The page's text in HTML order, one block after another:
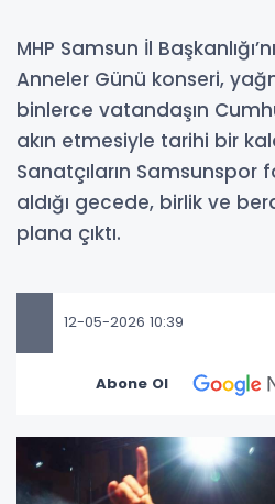
MHP Samsun İl
Anneler Günü konseri,
binlerce vatandaşın
akın etmesiyle tarihi bir
Sanatçıların Samsunspor
aldığı gecede, birlik ve
plana çıktı.
12-05-2026 10:39
Abone Ol